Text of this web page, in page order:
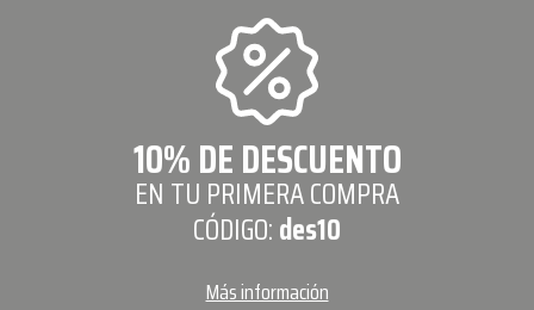
10% DE DESCUENTO
EN TU PRIMERA COMPRA
CÓDIGO:des10
Más información